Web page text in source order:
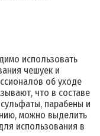
использовать
чешуек и
об уходе
что в составе
парабены и
можно выделить
использования в